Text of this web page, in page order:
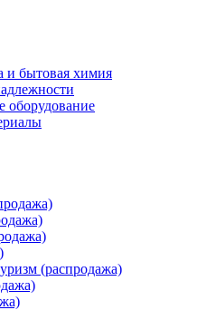
и бытовая химия
оборудование
(распродажа)